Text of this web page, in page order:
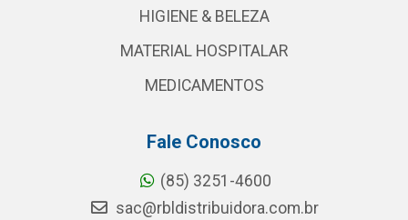
HIGIENE & BELEZA
MATERIAL HOSPITALAR
MEDICAMENTOS
Fale Conosco
(85) 3251-4600
sac@rbldistribuidora.com.br